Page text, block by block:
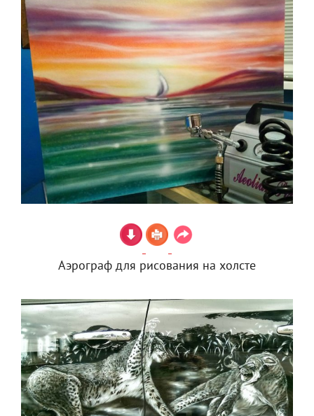
Аэрограф для рисования на холсте